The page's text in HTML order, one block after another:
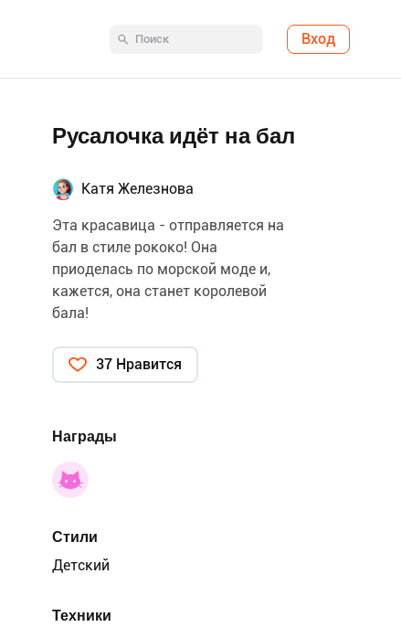
Вход
Русалочка идёт на бал
Катя Железнова
Эта красавица - отправляется на
бал в стиле рококо! Она
приоделась по морской моде и,
кажется, она станет королевой
бала!
37 Нравится
Награды
Стили
Детский
Техники